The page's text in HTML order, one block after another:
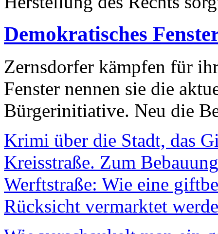
Demokratisches
Zernsdorfer kämpfen für
Fenster nennen sie die
Bürgerinitiative. Neu die
Krimi über die Stadt, das
Kreisstraße. Zum
Werftstraße: Wie eine
Rücksicht vermarktet